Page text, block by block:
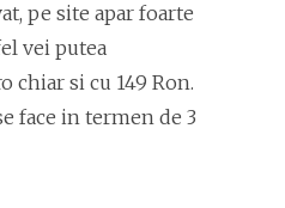
pe site apar foarte
vei putea
chiar si cu 149 Ron.
face in termen de 3